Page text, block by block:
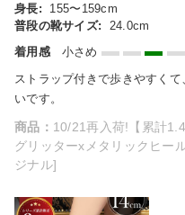
身長:
155〜159cm
普段の靴サイズ:
24.0cm
着用感
小さめ
ストラップ付きで歩きやすく
いです。
商品： 10/21再入荷!【累計
グリッターxメタリックヒー
ジナル]